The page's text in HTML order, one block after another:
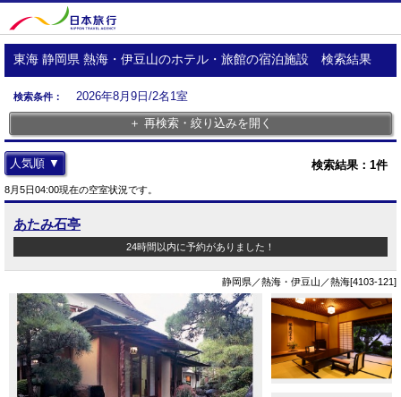
東海 静岡県 熱海・伊豆山のホテル・旅館の宿泊施設 検索結果
検索条件：
2026年8月9日/2名1室
＋ 再検索・絞り込みを開く
検索結果： 1件
人気順 ▼
8月5日04:00現在の空室状況です。
あたみ石亭
24時間以内に予約がありました！
静岡県／熱海・伊豆山／熱海[4103-121]